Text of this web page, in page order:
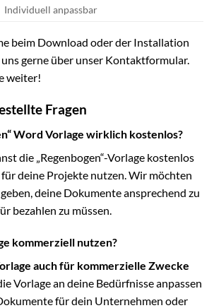
Individuell anpassbar
beim Download oder der Installation
gerne über unser Kontaktformular.
weiter!
Fragen
Word Vorlage wirklich kostenlos?
die „Regenbogen“-Vorlage kostenlos
deine Projekte nutzen. Wir möchten
deine Dokumente ansprechend zu
bezahlen zu müssen.
kommerziell nutzen?
auch für kommerzielle Zwecke
Vorlage an deine Bedürfnisse anpassen
für dein Unternehmen oder